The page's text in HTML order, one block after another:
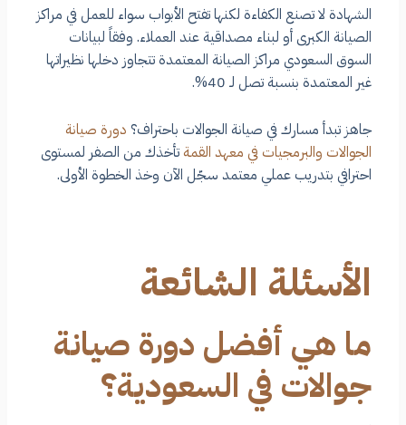
الشهادة لا تصنع الكفاءة لكنها تفتح الأبواب سواء للعمل في مراكز
الصيانة الكبرى أو لبناء مصداقية عند العملاء. وفقاً لبيانات
السوق السعودي مراكز الصيانة المعتمدة تتجاوز دخلها نظيراتها
غير المعتمدة بنسبة تصل لـ 40%.
جاهز تبدأ مسارك في صيانة الجوالات باحتراف؟ دورة صيانة
الجوالات والبرمجيات في معهد القمة تأخذك من الصفر لمستوى
احترافي بتدريب عملي معتمد سجّل الآن وخذ الخطوة الأولى.
الأسئلة الشائعة
ما هي أفضل دورة صيانة
جوالات في السعودية؟